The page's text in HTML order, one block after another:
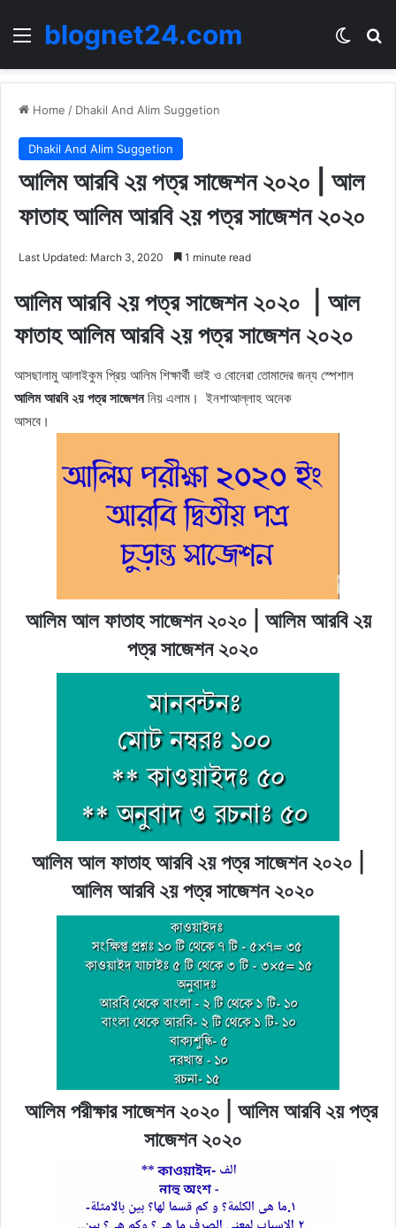
Menublognet24.com
Home / Dhakil And Alim Suggetion
Dhakil And Alim Suggetion
আলিম আরবি ২য় পত্র সাজেশন ২০২০ | আল
ফাতাহ আলিম আরবি ২য় পত্র সাজেশন ২০২০
Last Updated: March 3, 2020 1 minute read
আলিম আরবি ২য় পত্র সাজেশন ২০২০ | আল
ফাতাহ আলিম আরবি ২য় পত্র সাজেশন ২০২০
আসছালামু আলাইকুম প্রিয় আলিম শিক্ষার্থী ভাই ও বোনেরা তোমাদের জন্য স্পেশাল
আলিম আরবি ২য় পত্র সাজেশননিয় এলাম। ইনশাআল্লাহ অনেক
আসবে।
আলিম আল ফাতাহ সাজেশন ২০২০ | আলিম আরবি ২য়
পত্র সাজেশন ২০২০
আলিম আল ফাতাহ আরবি ২য় পত্র সাজেশন ২০২০ |
আলিম আরবি ২য় পত্র সাজেশন ২০২০
আলিম পরীক্ষার সাজেশন ২০২০ | আলিম আরবি ২য় পত্র
সাজেশন ২০২০